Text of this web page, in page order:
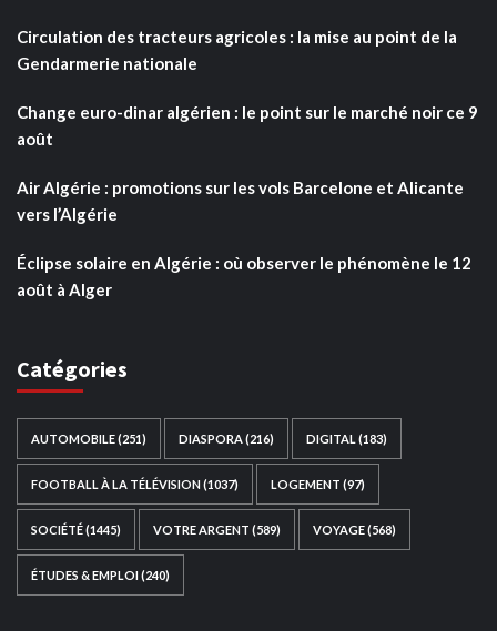
Circulation des tracteurs agricoles : la mise au point de la
Gendarmerie nationale
Change euro-dinar algérien : le point sur le marché noir ce 9
août
Air Algérie : promotions sur les vols Barcelone et Alicante
vers l’Algérie
Éclipse solaire en Algérie : où observer le phénomène le 12
août à Alger
Catégories
AUTOMOBILE(251) DIASPORA(216) DIGITAL (183)
FOOTBALL À LA TÉLÉVISION(1037) LOGEMENT (97)
SOCIÉTÉ(1445) VOTRE ARGENT (589) VOYAGE(568)
ÉTUDES & EMPLOI(240)